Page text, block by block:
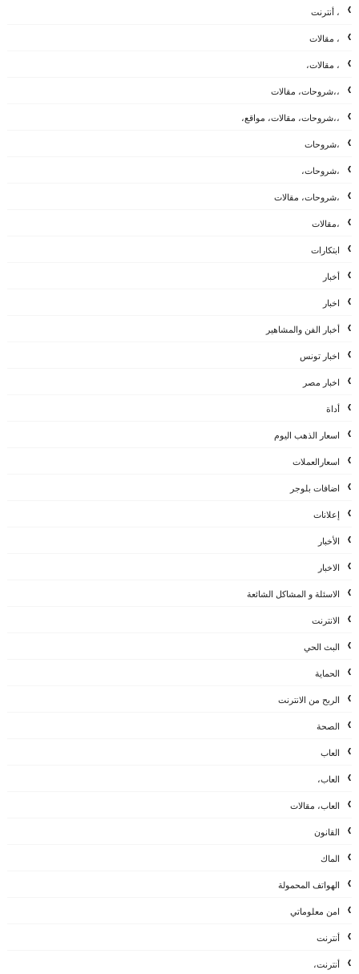
، أنترنت
، مقالات
، مقالات،
،،شروحات، مقالات
،،شروحات، مقالات، مواقع،
،شروحات
،شروحات،
،شروحات، مقالات
،مقالات
ابتكارات
أخبار
اخبار
أخبار الفن والمشاهير
اخبار تونس
اخبار مصر
أداة
اسعار الذهب اليوم
اسعارالعملات
اضافات بلوجر
إعلانات
الأخبار
الاخبار
الاسئلة و المشاكل الشائعة
الانترنت
البث الحي
الحماية
الربح من الانترنت
الصحة
العاب
العاب،
العاب، مقالات
القانون
الماك
الهواتف المحمولة
امن معلوماتي
أنترنت
أنترنت،